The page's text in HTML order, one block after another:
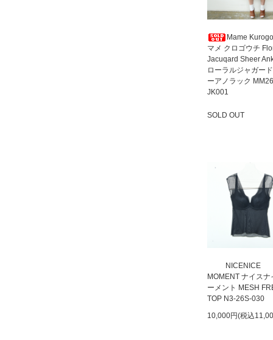
Mame
マメ クロゴウチ
Jacuqard Sheer
ローラルジャガー
ーアノラック
JK001
SOLD OUT
NICENICE
MOMENT ナイスナ
ーメント MESH
TOP N3-26S-030
10,000円(税込